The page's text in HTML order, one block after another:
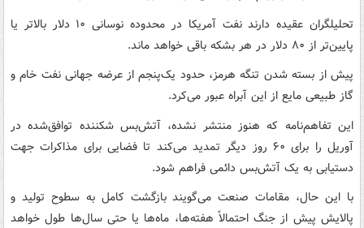
تحلیلگران عقیده دارند نفت آمریکا در محدوده نوسانی ۱۰ دلار بالاتر یا
پایین‌تر از ۸۰ دلار در هر بشکه باقی خواهد ماند.
پیش از بسته شدن تنگه هرمز، حدود یک‌پنجم از عرضه جهانی نفت خام و
گاز طبیعی مایع از این آبراه عبور می‌کرد.
این تفاهم‌نامه که هنوز منتشر نشده، آتش‌بس شکننده توافق‌شده در
آوریل را برای ۶۰ روز دیگر تمدید می‌کند تا فضایی برای مذاکرات جهت
دستیابی به یک آتش‌بس دائمی فراهم شود.
با این حال، مقامات صنعت می‌گویند بازگشت کامل به سطوح تولید و
پالایش پیش از جنگ احتمالاً هفته‌ها، ماه‌ها یا حتی سال‌ها طول خواهد